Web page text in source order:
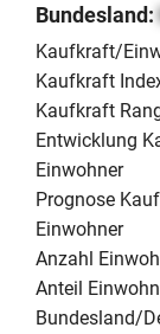
Bundesland:
Kaufkraft/
Kaufkraft
Kaufkraft
Entwicklung
Einwohner
Prognose
Einwohner
Anzahl
Anteil
Bundesland/